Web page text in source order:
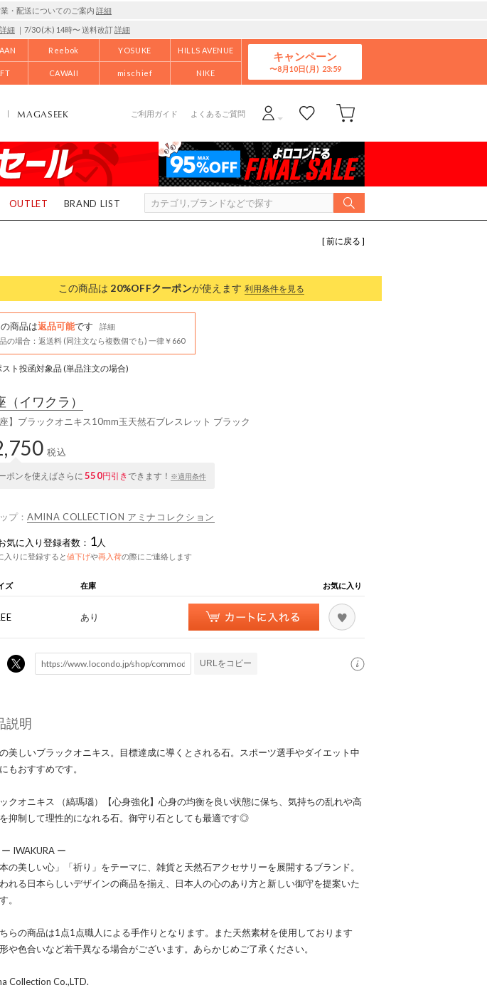
・配送についてのご案内 詳細
詳細 ｜7/30 (木) 14時〜 送料改訂詳細
Reebok YOSUKE HILLS AVENUE
CAWAII mischief NIKE
キャンペーン
8月10日(月)
MAGASEEK ご利用ガイド よくあるご質問
OUTLET BRAND LIST
[ 前に戻る ]
この商品は 20%OFFクーポンが使えます 利用条件を見る
の商品は返品可能です
詳細
の場合：返送料 (同注文なら複数個でも) 一律￥660
スト投函対象品 (単品注文の場合)
（イワクラ）
座】ブラックオニキス10mm玉天然石ブレスレット ブラック
税込
ポンを使えばさらに 550円引きできます！ ※適用条件
プ： AMINA COLLECTION アミナコレクション
気に入り登録者数： 1人
入りに登録すると値下げや再入荷の際にご連絡します
ズ 在庫 お気に入り
あり
URLをコピー
説明
美しいブラックオニキス。目標達成に導くとされる石。スポーツ選手やダイエット中
もおすすめです。
クオニキス （縞瑪瑙）【心身強化】心身の均衡を良い状態に保ち、気持ちの乱れや高
抑制して理性的になれる石。御守り石としても最適です◎
IWAKURA ー
本の美しい心」「祈り」をテーマに、雑貨と天然石アクセサリーを展開するブランド。
れる日本らしいデザインの商品を揃え、日本人の心のあり方と新しい御守を提案いた
。
らの商品は1点1点職人による手作りとなります。また天然素材を使用しております
や色合いなど若干異なる場合がございます。あらかじめご了承ください。
Collection Co.,LTD.